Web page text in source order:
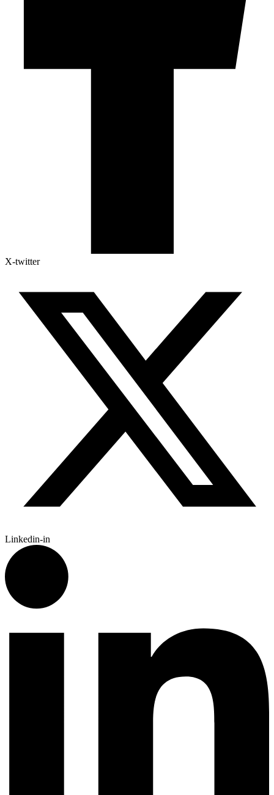
X-twitter
Linkedin-in